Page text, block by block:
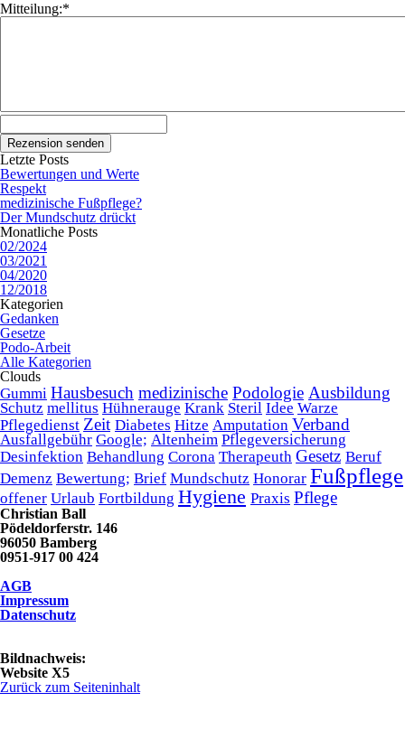
Mitteilung:*
Letzte Posts
Bewertungen und Werte
Respekt
medizinische Fußpflege?
Der Mundschutz drückt
Monatliche Posts
02/2024
03/2021
04/2020
12/2018
Kategorien
Gedanken
Gesetze
Podo-Arbeit
Alle Kategorien
Clouds
Gummi Hausbesuch medizinische Podologie Ausbildung
Schutz mellitus Hühnerauge Krank Steril Idee Warze
Pflegedienst Zeit Diabetes Hitze Amputation Verband
Ausfallgebühr Google; Altenheim Pflegeversicherung
Desinfektion Behandlung Corona Therapeuth Gesetz Beruf
Demenz Bewertung; Brief Mundschutz Honorar Fußpflege
offener Urlaub Fortbildung Hygiene Praxis Pflege
Christian Ball
Pödeldorferstr. 146
96050 Bamberg
0951-917 00 424
AGB
Impressum
Datenschutz
Bildnachweis:
Website X5
Zurück zum Seiteninhalt